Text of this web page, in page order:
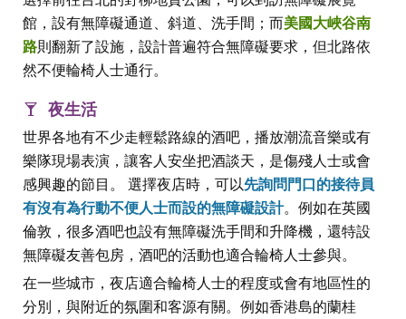
館，設有無障礙通道、斜道、洗手間；而美國大峽谷南
路則翻新了設施，設計普遍符合無障礙要求，但北路依
然不便輪椅人士通行。
夜生活
世界各地有不少走輕鬆路線的酒吧，播放潮流音樂或有
樂隊現場表演，讓客人安坐把酒談天，是傷殘人士或會
感興趣的節目。 選擇夜店時，可以先詢問門口的接待員
有沒有為行動不便人士而設的無障礙設計。例如在英國
倫敦，很多酒吧也設有無障礙洗手間和升降機，還特設
無障礙友善包房，酒吧的活動也適合輪椅人士參與。
在一些城市，夜店適合輪椅人士的程度或會有地區性的
分別，與附近的氛圍和客源有關。例如香港島的蘭桂